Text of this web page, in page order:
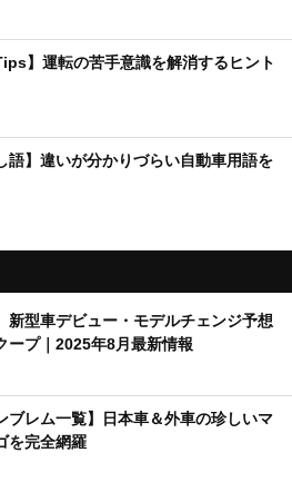
】運転の苦手意識を解消するヒント
語】違いが分かりづらい自動車用語を
新型車デビュー・モデルチェンジ予想
ープ｜2025年8月最新情報
ブレム一覧】日本車＆外車の珍しいマ
を完全網羅